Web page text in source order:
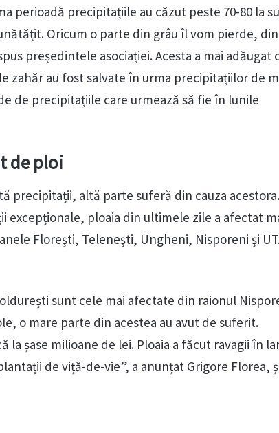
perioadă precipitațiile au căzut peste 70-80 la
Oricum o parte din grâu îl vom pierde, din
președintele asociației. Acesta a mai adăugat
zahăr au fost salvate în urma precipitațiilor de
de precipitațiile care urmează să fie în lunile
de ploi
precipitații, altă parte suferă din cauza acestora.
excepționale, ploaia din ultimele zile a afectat
Floreşti, Teleneşti, Ungheni, Nisporeni şi
sunt cele mai afectate din raionul
o mare parte din acestea au avut de suferit.
la șase milioane de lei. Ploaia a făcut ravagii în
de viță-de-vie”, a anunțat Grigore Florea,